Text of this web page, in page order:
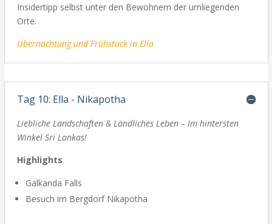
Insidertipp selbst unter den Bewohnern der umliegenden
Orte.
Übernachtung und Frühstück in Ella
Tag 10: Ella - Nikapotha
Liebliche Landschaften & Ländliches Leben – Im hintersten
Winkel Sri Lankas!
Highlights
Galkanda Falls
Besuch im Bergdorf Nikapotha